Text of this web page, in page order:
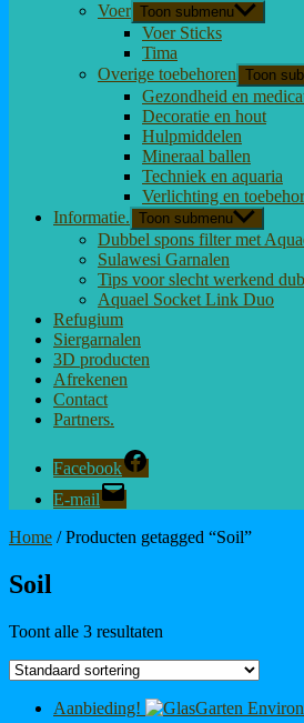
Voer Toon submenu
Voer Sticks
Tima
Overige toebehoren Toon
Gezondheid en
Decoratie en hout
Hulpmiddelen
Mineraal ballen
Techniek en aquaria
Verlichting en
Informatie. Toon submenu
Dubbel spons filter met
Sulawesi Garnalen
Tips voor slecht werkend
Aquael Socket Link Duo
Refugium
Siergarnalen
3D producten
Afrekenen
Contact
Partners.
Facebook
E-mail
Home / Producten getagged “Soil”
Soil
Toont alle 3 resultaten
Aanbieding!